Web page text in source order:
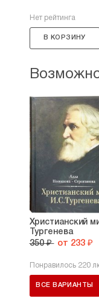
Нет рейтинга
В КОРЗИНУ
Христианский
Тургенева
350 ₽ от 233 ₽
Понравилось 220
ВСЕ ВАРИАНТЫ